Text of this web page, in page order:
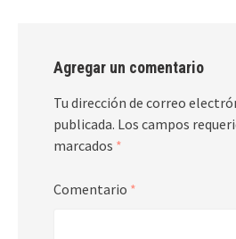
Agregar un comentario
Tu dirección de correo
publicada. Los campos
marcados *
Comentario *